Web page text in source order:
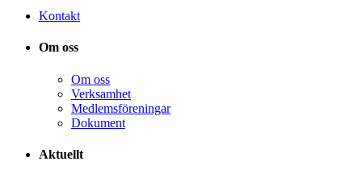
Kontakt
Om oss
Om oss
Verksamhet
Medlemsföreningar
Dokument
Aktuellt